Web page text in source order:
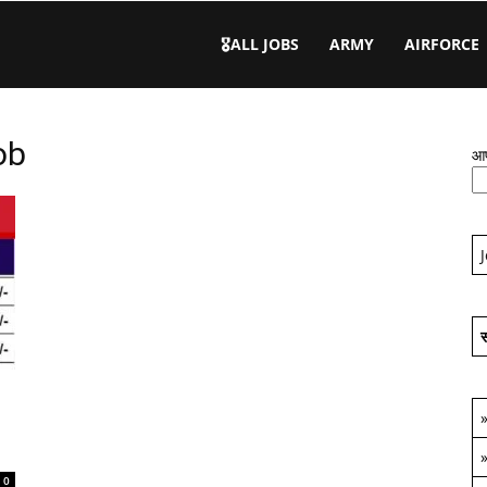
🎖️ALL JOBS ARMY AIRFORCE
0
»
»